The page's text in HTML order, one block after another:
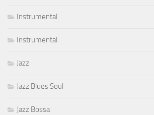
Instrumental
Instrumental
Jazz
Jazz Blues Soul
Jazz Bossa